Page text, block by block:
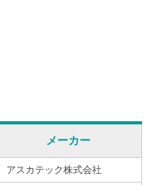
メーカー
アスカテック株式会社